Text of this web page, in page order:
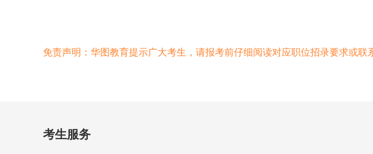
免责声明：华图教育提示广大考生，请报考前仔细阅读对应职位招录要求或联
考生服务